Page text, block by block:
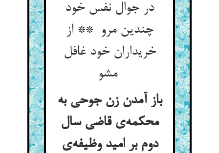
در جوال نفس خود
چندین مرو ** از
خریداران خود غافل
مشو
باز آمدن زن جوحی به
محکمه‌ی قاضی سال
دوم بر امید وظیفه‌ی